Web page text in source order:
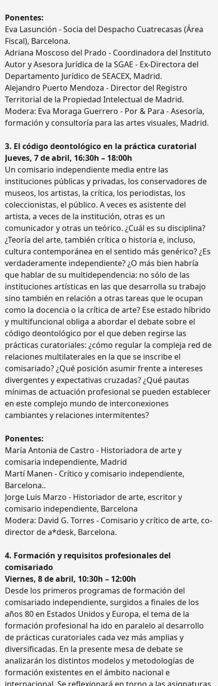
Ponentes:
Eva Lasunción - Socia del Despacho Cuatrecasas (Área
Fiscal), Barcelona.
Adriana Moscoso del Prado - Coordinadora del Instituto
Autor y Asesora Jurídica de la SGAE - Ex-Directora del
Departamento Jurídico de SEACEX, Madrid.
Alejandro Puerto Mendoza - Director del Registro
Territorial de la Propiedad Intelectual de Madrid.
Modera: Eva Moraga Guerrero - Por & Para - Asesoría,
formación y consultoría para las artes visuales, Madrid.
3. El código deontológico en la práctica curatorial
Jueves, 7 de abril, 16:30h – 18:00h
Un comisario independiente media entre las
instituciones públicas y privadas, los conservadores de
museos, los artistas, la crítica, los periodistas, los
coleccionistas, el público. A veces es asistente del
artista, a veces de la institución, otras es un
comunicador y otras un teórico. ¿Cuál es su disciplina?
¿Teoría del arte, también crítica o historia e, incluso,
cultura contemporánea en el sentido más genérico? ¿Es
verdaderamente independiente? ¿O más bien habría
que hablar de su multidependencia: no sólo de las
instituciones artísticas en las que desarrolla su trabajo
sino también en relación a otras tareas que le ocupan
como la docencia o la crítica de arte? Ese estado híbrido
y multifuncional obliga a abordar el debate sobre el
código deontológico por el que deben regirse las
prácticas curatoriales: ¿cómo regular la compleja red de
relaciones multilaterales en la que se inscribe el
comisariado? ¿Qué posición asumir frente a intereses
divergentes y expectativas cruzadas? ¿Qué pautas
mínimas de actuación profesional se pueden establecer
en este complejo mundo de interconexiones
cambiantes y relaciones intermitentes?
Ponentes:
María Antonia de Castro - Historiadora de arte y
comisaria independiente, Madrid
Martí Manen - Crítico y comisario independiente,
Barcelona..
Jorge Luis Marzo - Historiador de arte, escritor y
comisario independiente, Barcelona
Modera: David G. Torres - Comisario y crítico de arte, co-
director de a*desk, Barcelona.
4. Formación y requisitos profesionales del
comisariado
Viernes, 8 de abril, 10:30h – 12:00h
Desde los primeros programas de formación del
comisariado independiente, surgidos a finales de los
años 80 en Estados Unidos y Europa, el tema de la
formación profesional ha ido en paralelo al desarrollo
de prácticas curatoriales cada vez más amplias y
diversificadas. En la presente mesa de debate se
analizarán los distintos modelos y metodologías de
formación existentes en el ámbito nacional e
internacional. Se reflexionará en torno a las asignaturas